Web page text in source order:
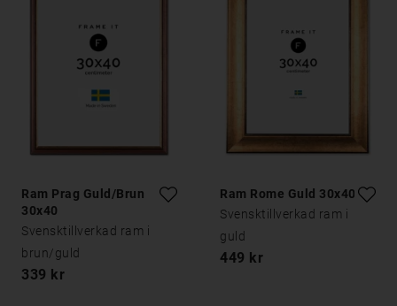
Ram Prag Guld/Brun
30x40
Svensktillverkad ram i
brun/guld
339 kr
Ram Rome Guld 30x40
Svensktillverkad ram i
guld
449 kr